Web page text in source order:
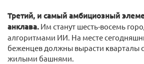
Третий, и самый амбициозный
анклава. Им станут шесть-восемь
алгоритмами ИИ. На месте
беженцев должны вырасти кварталы
жилыми башнями.